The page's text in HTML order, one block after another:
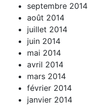
septembre 2014
août 2014
juillet 2014
juin 2014
mai 2014
avril 2014
mars 2014
février 2014
janvier 2014